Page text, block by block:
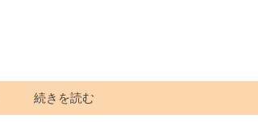
続きを読む